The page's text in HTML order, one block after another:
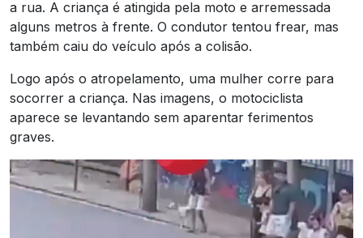
a rua. A criança é atingida pela moto e arremessada
alguns metros à frente. O condutor tentou frear, mas
também caiu do veículo após a colisão.
Logo após o atropelamento, uma mulher corre para
socorrer a criança. Nas imagens, o motociclista
aparece se levantando sem aparentar ferimentos
graves.